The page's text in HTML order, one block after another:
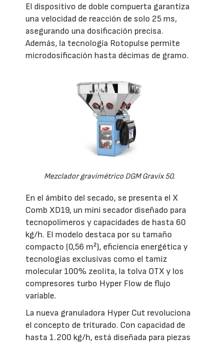
El dispositivo de doble compuerta garantiza
una velocidad de reacción de solo 25 ms,
asegurando una dosificación precisa.
Además, la tecnología Rotopulse permite
microdosificación hasta décimas de gramo.
Mezclador gravimétrico DGM Gravix 50.
En el ámbito del secado, se presenta el X
Comb XD19, un mini secador diseñado para
tecnopolímeros y capacidades de hasta 60
kg/h. El modelo destaca por su tamaño
compacto (0,56 m²), eficiencia energética y
tecnologías exclusivas como el tamiz
molecular 100% zeolita, la tolva OTX y los
compresores turbo Hyper Flow de flujo
variable.
La nueva granuladora Hyper Cut revoluciona
el concepto de triturado. Con capacidad de
hasta 1.200 kg/h, está diseñada para piezas